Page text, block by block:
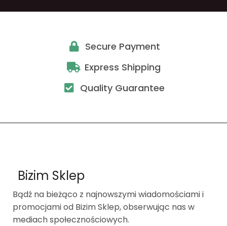
Secure Payment
Express Shipping
Quality Guarantee
Bizim Sklep
Bądź na bieżąco z najnowszymi wiadomościami i
promocjami od Bizim Sklep, obserwując nas w
mediach społecznościowych.